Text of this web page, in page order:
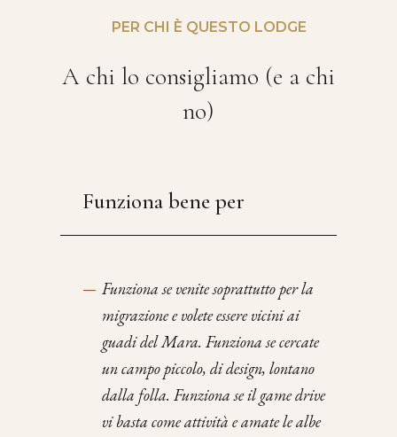
PER CHI È QUESTO LODGE
A chi lo consigliamo (e a chi
no)
Funziona bene per
— Funziona se venite soprattutto per la
migrazione e volete essere vicini ai
guadi del Mara. Funziona se cercate
un campo piccolo, di design, lontano
dalla folla. Funziona se il game drive
vi basta come attività e amate le albe